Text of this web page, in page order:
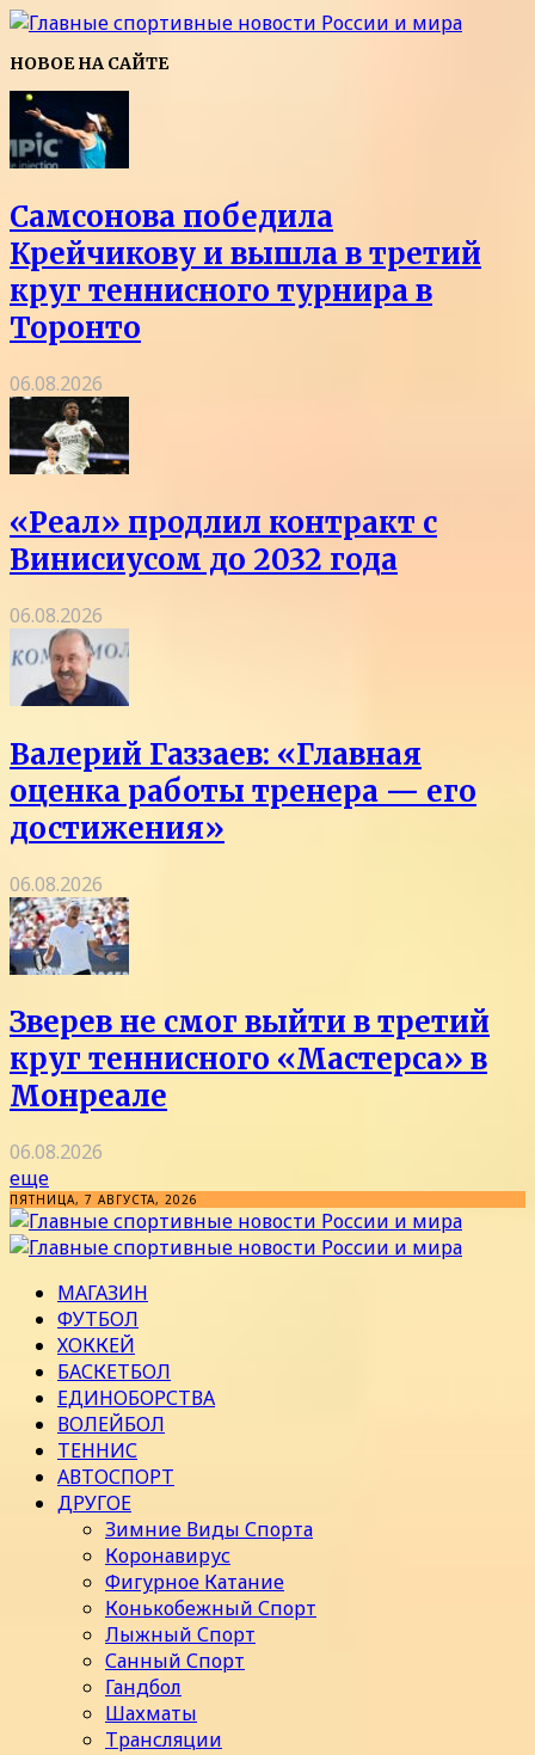
НОВОЕ НА САЙТЕ
Самсонова победила
Крейчикову и вышла в третий
круг теннисного турнира в
Торонто
06.08.2026
«Реал» продлил контракт с
Винисиусом до 2032 года
06.08.2026
Валерий Газзаев: «Главная
оценка работы тренера — его
достижения»
06.08.2026
Зверев не смог выйти в третий
круг теннисного «Мастерса» в
Монреале
06.08.2026
еще
ПЯТНИЦА, 7 АВГУСТА, 2026
МАГАЗИН
ФУТБОЛ
ХОККЕЙ
БАСКЕТБОЛ
ЕДИНОБОРСТВА
ВОЛЕЙБОЛ
ТЕННИС
АВТОСПОРТ
ДРУГОЕ
Зимние Виды Спорта
Коронавирус
Фигурное Катание
Конькобежный Спорт
Лыжный Спорт
Санный Спорт
Гандбол
Шахматы
Трансляции